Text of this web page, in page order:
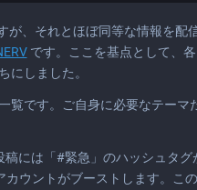
が、それとほぼ同等な情報を配
です。ここを基点として、
にしました。
です。ご自身に必要なテーマ
には「#緊急」のハッシュタグ
ウントがブーストします。こ